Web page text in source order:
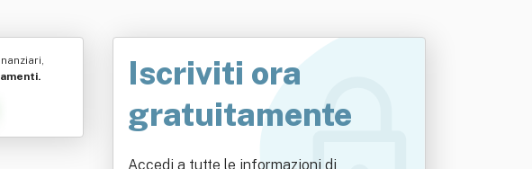
Iscriviti ora
gratuitamente
Accedi a tutte le informazioni di